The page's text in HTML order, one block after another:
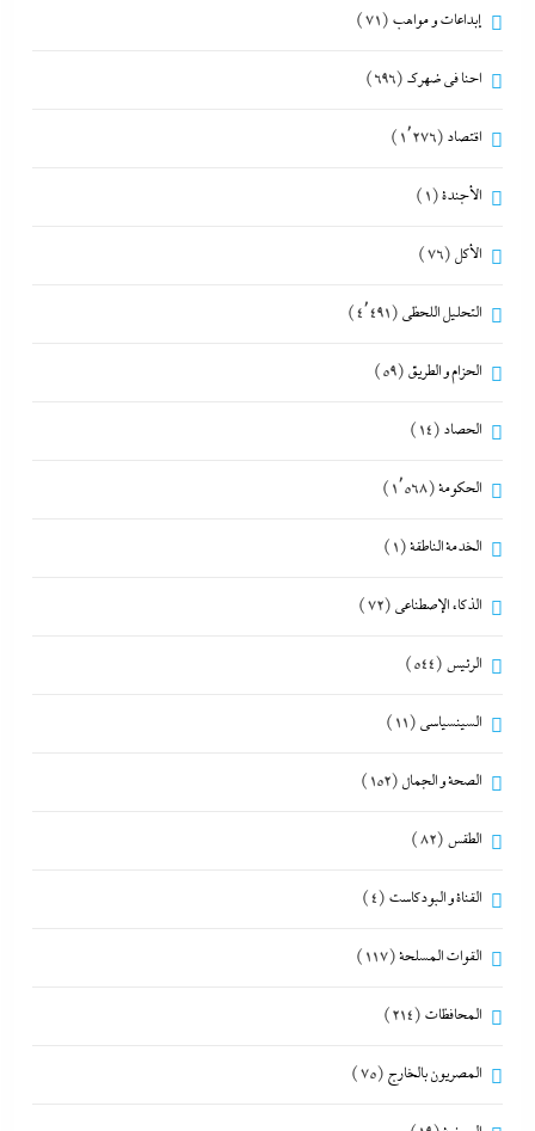
إبداعات و مواهب (71)
احنا في ضهرك (696)
اقتصاد (1٬276)
الأجندة(1)
الأكل (76)
التحليل اللحظي (4٬491)
الحزام و الطريق (59)
الحصاد (14)
الحكومة(1٬568)
الخدمة الناطقة(1)
الذكاء الإصطناعي (72)
الرئيس (544)
السينسياسي (11)
الصحة و الجمال (152)
الطقس (82)
القناة و البودكاست (4)
القوات المسلحة(117)
المحافظات (214)
المصريون بالخارج (75)